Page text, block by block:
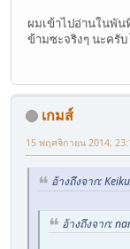
ผมเข้าไปอ่านในพั
ข้ามซะจริงๆ นะครั
เกมส์
15 พฤศจิกายน 2014,
อ้างถึงจาก:
อ้างถึงจาก: